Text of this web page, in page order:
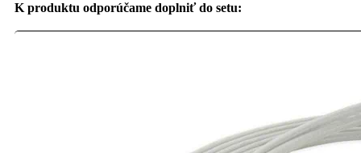
K produktu odporúčame doplniť do setu: